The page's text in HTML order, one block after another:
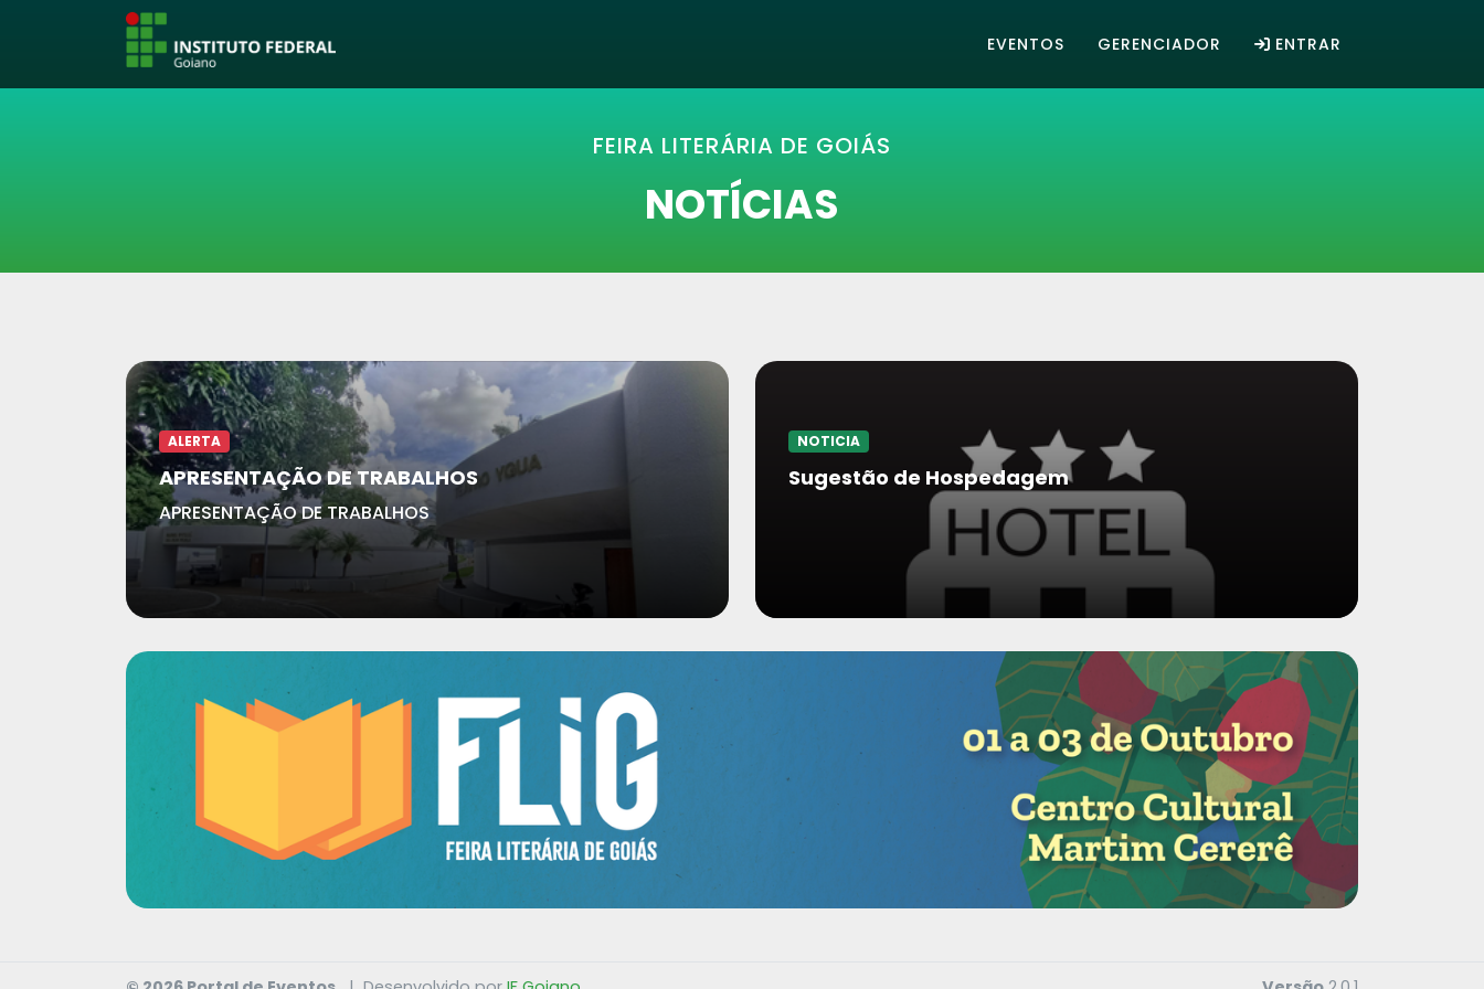
EVENTOS GERENCIADOR ENTRAR
FEIRA LITERÁRIA DE GOIÁS
NOTÍCIAS
ALERTA
APRESENTAÇÃO DE TRABALHOS
APRESENTAÇÃO DE TRABALHOS
NOTICIA
Sugestão de Hospedagem